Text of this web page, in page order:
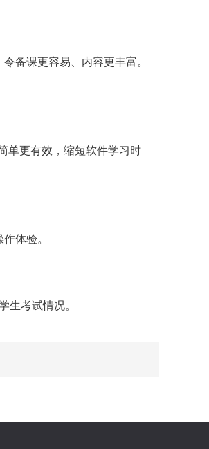
备课更容易、内容更丰富。
单更有效，缩短软件学习时
体验。
生考试情况。